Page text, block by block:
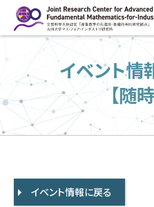
ン
へ
ス
キ
HOME
概要
運営
2026年度公募
採択研究・報告書一覧
イベント情
【随
イベント情報に戻る